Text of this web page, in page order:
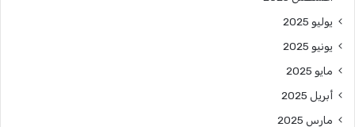
يوليو 2025
يونيو 2025
مايو 2025
أبريل 2025
مارس 2025